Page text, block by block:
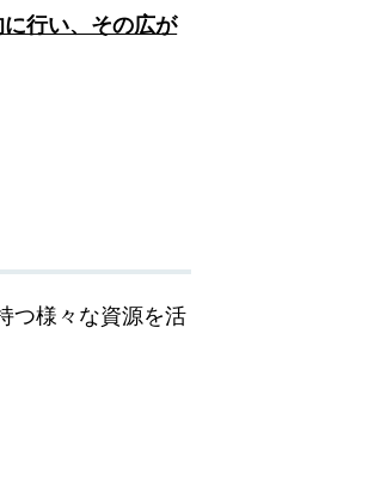
行い、その広が
つ様々な資源を活